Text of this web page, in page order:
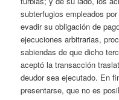
subterfugios empleados
evadir su obligación de
ejecuciones arbitrarias,
sabiendas de que dicho
aceptó la transacción
deudor sea ejecutado. En
presentarse, que no es